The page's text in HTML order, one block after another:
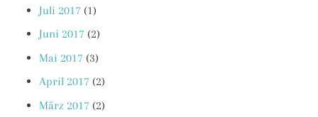
Juli 2017 (1)
Juni 2017 (2)
Mai 2017 (3)
April 2017 (2)
März 2017 (2)